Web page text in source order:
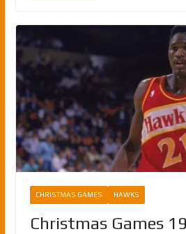
CHRISTMAS GAMES HAWKS
Christmas Games